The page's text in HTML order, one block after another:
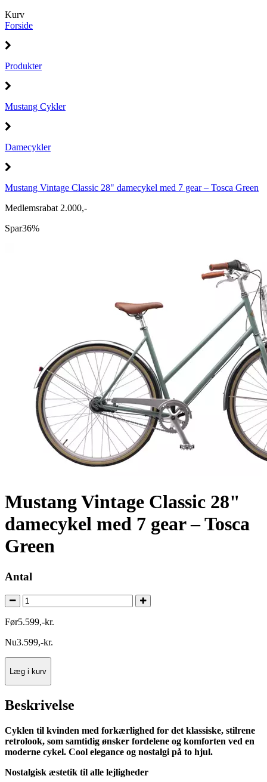
Kurv
Forside
Produkter
Mustang Cykler
Damecykler
Mustang Vintage Classic 28" damecykel med 7 gear – Tosca Green
Medlemsrabat 2.000,-
Spar36%
Mustang Vintage Classic 28"
damecykel med 7 gear – Tosca
Green
Antal
Før5.599,-kr.
Nu3.599,-kr.
Læg i kurv
Beskrivelse
Cyklen til kvinden med forkærlighed for det klassiske, stilrene
retrolook, som samtidig ønsker fordelene og komforten ved en
moderne cykel. Cool elegance og nostalgi på to hjul.
Nostalgisk æstetik til alle lejligheder